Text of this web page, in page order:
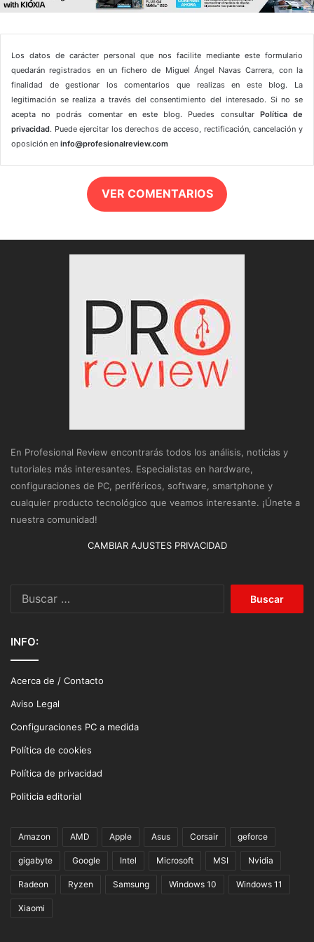
Los datos de carácter personal que nos facilite mediante este formulario
quedarán registrados en un fichero de Miguel Ángel Navas Carrera, con la
finalidad de gestionar los comentarios que realizas en este blog. La
legitimación se realiza a través del consentimiento del interesado. Si no se
acepta no podrás comentar en este blog. Puedes consultar Política de
privacidad. Puede ejercitar los derechos de acceso, rectificación, cancelación y
oposición en info@profesionalreview.com
VER COMENTARIOS
En Profesional Review encontrarás todos los análisis, noticias y
tutoriales más interesantes. Especialistas en hardware,
configuraciones de PC, periféricos, software, smartphone y
cualquier producto tecnológico que veamos interesante. ¡Únete a
nuestra comunidad!
CAMBIAR AJUSTES PRIVACIDAD
INFO:
Acerca de / Contacto
Aviso Legal
Configuraciones PC a medida
Política de cookies
Política de privacidad
Politicia editorial
Amazon AMD Apple Asus Corsair geforce
gigabyte Google Intel Microsoft MSI Nvidia
Radeon Ryzen Samsung Windows 10 Windows 11
Xiaomi